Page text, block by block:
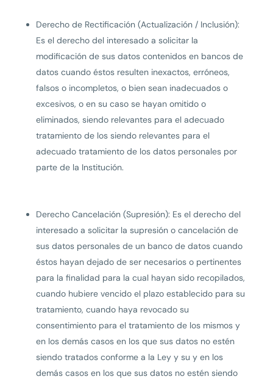
Derecho de Rectificación (Actualización / Inclusión):
Es el derecho del interesado a solicitar la
modificación de sus datos contenidos en bancos de
datos cuando éstos resulten inexactos, erróneos,
falsos o incompletos, o bien sean inadecuados o
excesivos, o en su caso se hayan omitido o
eliminados, siendo relevantes para el adecuado
tratamiento de los siendo relevantes para el
adecuado tratamiento de los datos personales por
parte de la Institución.
Derecho Cancelación (Supresión): Es el derecho del
interesado a solicitar la supresión o cancelación de
sus datos personales de un banco de datos cuando
éstos hayan dejado de ser necesarios o pertinentes
para la finalidad para la cual hayan sido recopilados,
cuando hubiere vencido el plazo establecido para su
tratamiento, cuando haya revocado su
consentimiento para el tratamiento de los mismos y
en los demás casos en los que sus datos no estén
siendo tratados conforme a la Ley y su y en los
demás casos en los que sus datos no estén siendo